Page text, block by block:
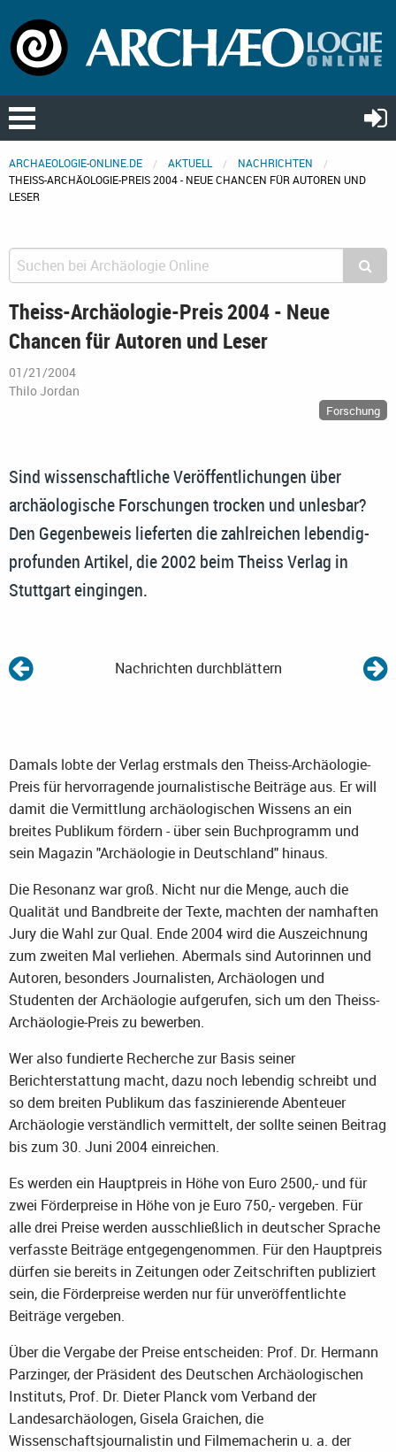
ARCHAEOLOGIE-ONLINE.DE AKTUELL
NACHRICHTEN
THEISS-ARCHÄOLOGIE-PREIS 2004 - NEUE CHANCEN FÜR AUTOREN UND
LESER
Theiss-Archäologie-Preis 2004 - Neue
Chancen für Autoren und Leser
01/21/2004
Thilo Jordan
Forschung
Sind wissenschaftliche Veröffentlichungen über
archäologische Forschungen trocken und unlesbar?
Den Gegenbeweis lieferten die zahlreichen lebendig-
profunden Artikel, die 2002 beim Theiss Verlag in
Stuttgart eingingen.
Nachrichten durchblättern
Damals lobte der Verlag erstmals den Theiss-Archäologie-
Preis für hervorragende journalistische Beiträge aus. Er will
damit die Vermittlung archäologischen Wissens an ein
breites Publikum fördern - über sein Buchprogramm und
sein Magazin "Archäologie in Deutschland" hinaus.
Die Resonanz war groß. Nicht nur die Menge, auch die
Qualität und Bandbreite der Texte, machten der namhaften
Jury die Wahl zur Qual. Ende 2004 wird die Auszeichnung
zum zweiten Mal verliehen. Abermals sind Autorinnen und
Autoren, besonders Journalisten, Archäologen und
Studenten der Archäologie aufgerufen, sich um den Theiss-
Archäologie-Preis zu bewerben.
Wer also fundierte Recherche zur Basis seiner
Berichterstattung macht, dazu noch lebendig schreibt und
so dem breiten Publikum das faszinierende Abenteuer
Archäologie verständlich vermittelt, der sollte seinen Beitrag
bis zum 30. Juni 2004 einreichen.
Es werden ein Hauptpreis in Höhe von Euro 2500,- und für
zwei Förderpreise in Höhe von je Euro 750,- vergeben. Für
alle drei Preise werden ausschließlich in deutscher Sprache
verfasste Beiträge entgegengenommen. Für den Hauptpreis
dürfen sie bereits in Zeitungen oder Zeitschriften publiziert
sein, die Förderpreise werden nur für unveröffentlichte
Beiträge vergeben.
Über die Vergabe der Preise entscheiden: Prof. Dr. Hermann
Parzinger, der Präsident des Deutschen Archäologischen
Instituts, Prof. Dr. Dieter Planck vom Verband der
Landesarchäologen, Gisela Graichen, die
Wissenschaftsjournalistin und Filmemacherin u. a. der